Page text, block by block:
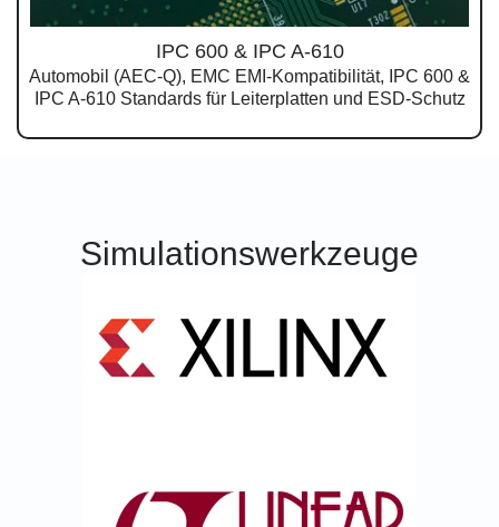
IPC 600 & IPC A-610
Automobil (AEC-Q), EMC EMI-Kompatibilität, IPC 600 &
IPC A-610 Standards für Leiterplatten und ESD-Schutz
Simulationswerkzeuge